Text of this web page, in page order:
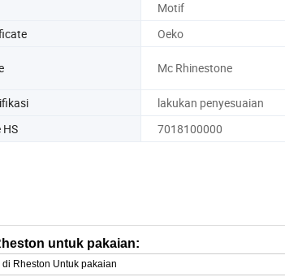
Motif
Oeko
Mc Rhinestone
lakukan penyesuaian
HS 7018100000
untuk pakaian:
Rheston Untuk pakaian